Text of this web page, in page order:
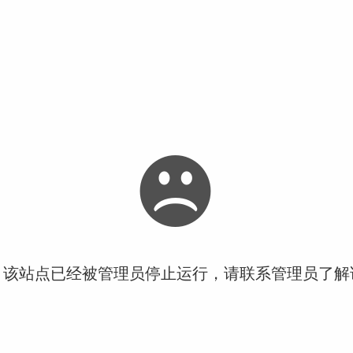
站点已经被管理员停止运行，请联系管理员了